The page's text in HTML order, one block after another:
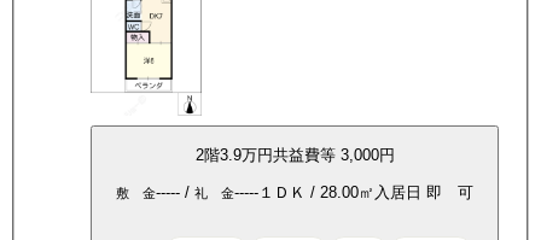
2階3.9万円共益費等 3,000円
敷 金----- / 礼 金----- １ＤＫ / 28.00㎡ 入居日 即 可